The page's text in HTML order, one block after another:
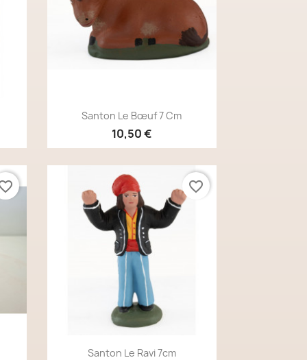
Aperçu rapide
Santon Le Bœuf 7 Cm
10,50 €
Aperçu rapide
Santon Le Ravi 7cm
favorite_border